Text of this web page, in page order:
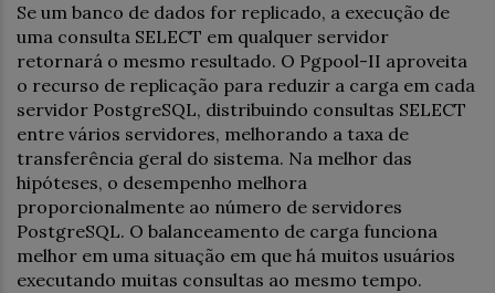
Se um banco de dados for replicado, a execução de
uma consulta SELECT em qualquer servidor
retornará o mesmo resultado. O Pgpool-II aproveita
o recurso de replicação para reduzir a carga em cada
servidor PostgreSQL, distribuindo consultas SELECT
entre vários servidores, melhorando a taxa de
transferência geral do sistema. Na melhor das
hipóteses, o desempenho melhora
proporcionalmente ao número de servidores
PostgreSQL. O balanceamento de carga funciona
melhor em uma situação em que há muitos usuários
executando muitas consultas ao mesmo tempo.